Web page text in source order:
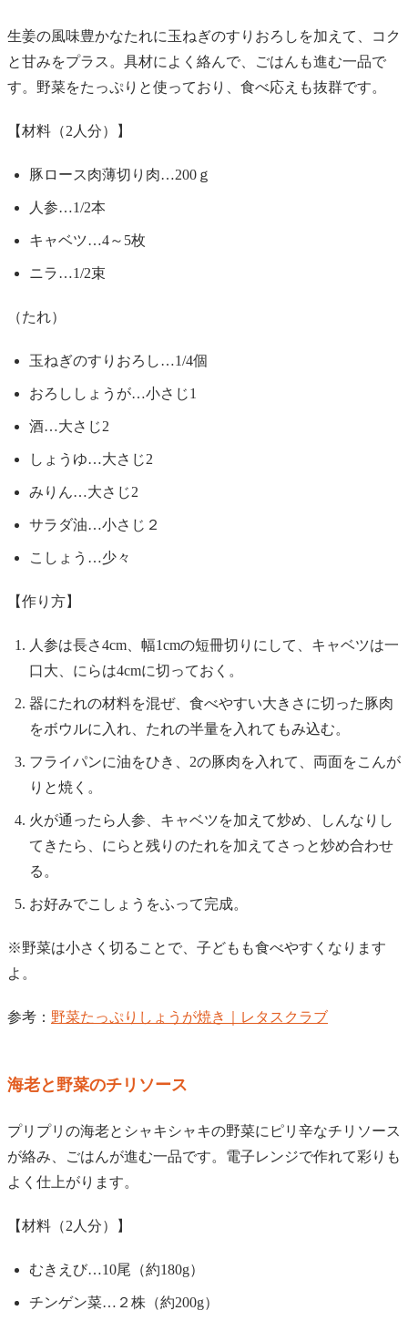
生姜の風味豊かなたれに玉ねぎのすりおろしを加えて、コク
と甘みをプラス。具材によく絡んで、ごはんも進む一品で
す。野菜をたっぷりと使っており、食べ応えも抜群です。
【材料（2人分）】
豚ロース肉薄切り肉…200ｇ
人参…1/2本
キャベツ…4～5枚
ニラ…1/2束
（たれ）
玉ねぎのすりおろし…1/4個
おろししょうが…小さじ1
酒…大さじ2
しょうゆ…大さじ2
みりん…大さじ2
サラダ油…小さじ２
こしょう…少々
【作り方】
人参は長さ4cm、幅1cmの短冊切りにして、キャベツは一
口大、にらは4cmに切っておく。
器にたれの材料を混ぜ、食べやすい大きさに切った豚肉
をボウルに入れ、たれの半量を入れてもみ込む。
フライパンに油をひき、2の豚肉を入れて、両面をこんが
りと焼く。
火が通ったら人参、キャベツを加えて炒め、しんなりし
てきたら、にらと残りのたれを加えてさっと炒め合わせ
る。
お好みでこしょうをふって完成。
※野菜は小さく切ることで、子どもも食べやすくなります
よ。
参考： 野菜たっぷりしょうが焼き｜レタスクラブ
海老と野菜のチリソース
プリプリの海老とシャキシャキの野菜にピリ辛なチリソース
が絡み、ごはんが進む一品です。電子レンジで作れて彩りも
よく仕上がります。
【材料（2人分）】
むきえび…10尾（約180g）
チンゲン菜…２株（約200g）